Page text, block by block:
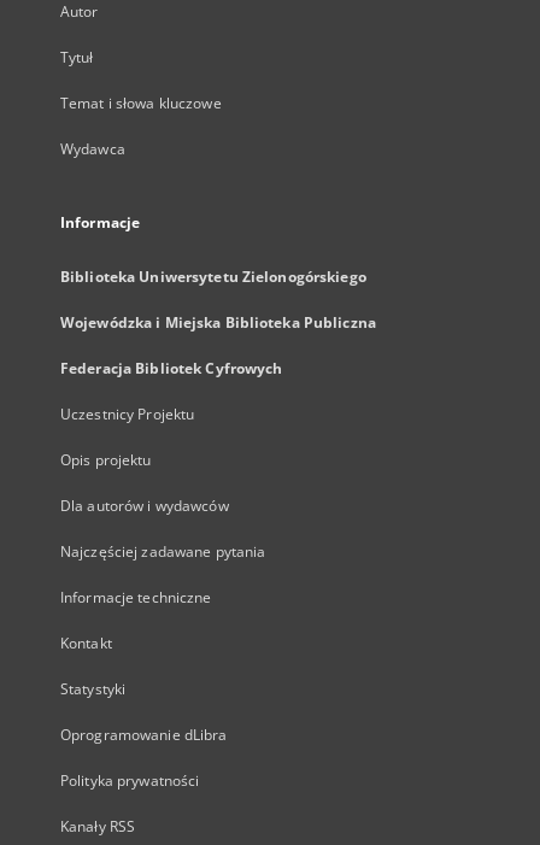
Autor
Tytuł
Temat i słowa kluczowe
Wydawca
Informacje
Biblioteka Uniwersytetu Zielonogórskiego
Wojewódzka i Miejska Biblioteka Publiczna
Federacja Bibliotek Cyfrowych
Uczestnicy Projektu
Opis projektu
Dla autorów i wydawców
Najczęściej zadawane pytania
Informacje techniczne
Kontakt
Statystyki
Oprogramowanie dLibra
Polityka prywatności
Kanały RSS